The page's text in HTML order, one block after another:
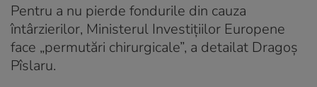
Pentru a nu pierde fondurile din cauza
întârzierilor, Ministerul Investițiilor Europene
face „permutări chirurgicale”, a detailat Dragoș
Pîslaru.